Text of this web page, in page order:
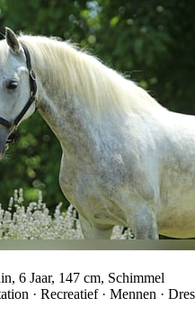
6 Jaar, 147 cm, Schimmel
· Recreatief · Mennen ·